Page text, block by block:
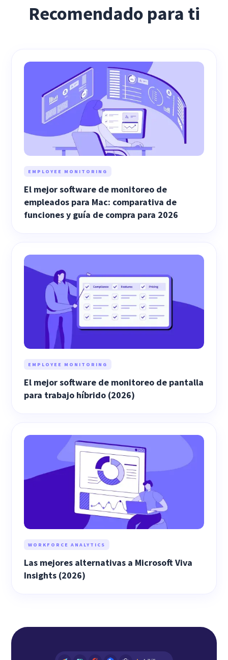
Recomendado para ti
EMPLOYEE MONITORING
El mejor software de monitoreo de
empleados para Mac: comparativa de
funciones y guía de compra para 2026
EMPLOYEE MONITORING
El mejor software de monitoreo de pantalla
para trabajo híbrido (2026)
WORKFORCE ANALYTICS
Las mejores alternativas a Microsoft Viva
Insights (2026)